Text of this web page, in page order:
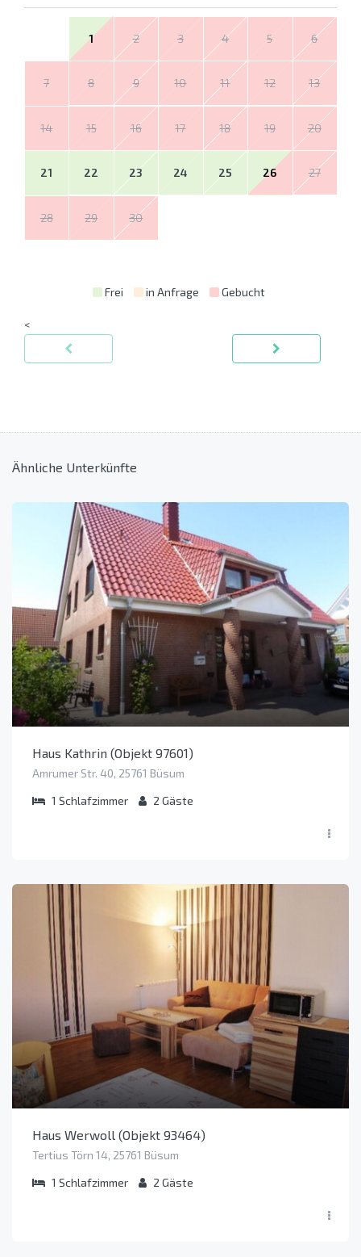
1 2 3 4 5 6
7 8 9 10 11 12 13
14 15 16 17 18 19 20
21 22 23 24 25 26 27
28 29 30
Frei in Anfrage Gebucht
<
Ähnliche Unterkünfte
Haus Kathrin (Objekt 97601)
Amrumer Str. 40, 25761 Büsum
1 Schlafzimmer 2 Gäste
Haus Werwoll (Objekt 93464)
Tertius Törn 14, 25761 Büsum
1 Schlafzimmer 2 Gäste